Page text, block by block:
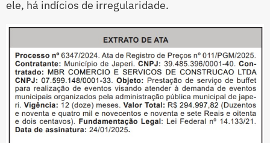
ele, há indícios de irregularidade.